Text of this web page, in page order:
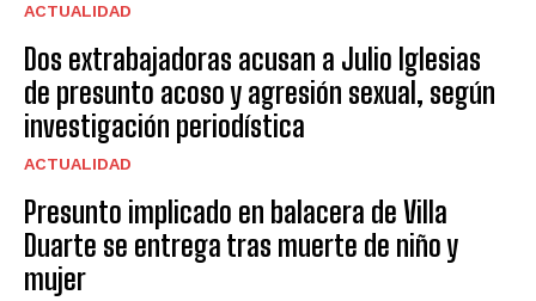
ACTUALIDAD
Dos extrabajadoras acusan a Julio Iglesias
de presunto acoso y agresión sexual, según
investigación periodística
ACTUALIDAD
Presunto implicado en balacera de Villa
Duarte se entrega tras muerte de niño y
mujer